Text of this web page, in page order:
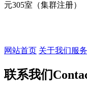
元305室（集群注册）
网站首页 关于我们服
联系我们